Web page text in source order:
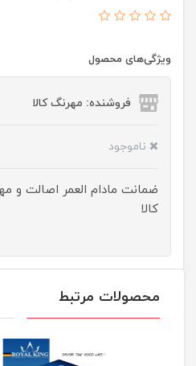
ویژگی‌های محصول
فروشنده: مهرنگ کالا
ناموجود
کالا
محصولات مرتبط